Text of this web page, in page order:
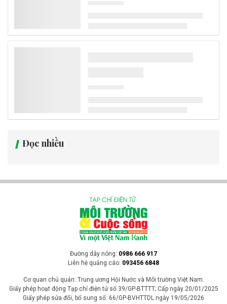
Bộ Chính trị quyết định phân công, kiện toàn Ban Chỉ đạo Trung
Nhiều tuyến sông huyết mạch ở châu Âu cạn
nước vì nắng nóng cực đoan